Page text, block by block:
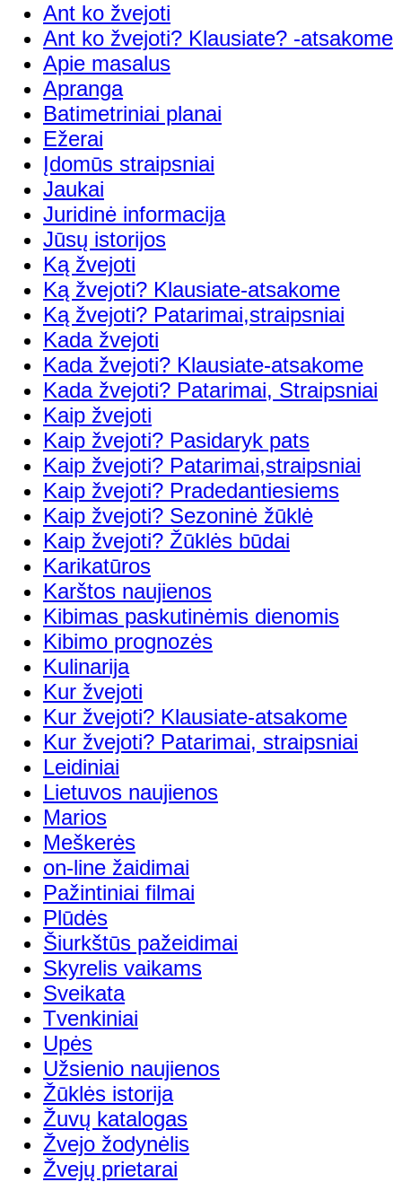
Ant ko žvejoti
Ant ko žvejoti? Klausiate? -atsakome
Apie masalus
Apranga
Batimetriniai planai
Ežerai
Įdomūs straipsniai
Jaukai
Juridinė informacija
Jūsų istorijos
Ką žvejoti
Ką žvejoti? Klausiate-atsakome
Ką žvejoti? Patarimai,straipsniai
Kada žvejoti
Kada žvejoti? Klausiate-atsakome
Kada žvejoti? Patarimai, Straipsniai
Kaip žvejoti
Kaip žvejoti? Pasidaryk pats
Kaip žvejoti? Patarimai,straipsniai
Kaip žvejoti? Pradedantiesiems
Kaip žvejoti? Sezoninė žūklė
Kaip žvejoti? Žūklės būdai
Karikatūros
Karštos naujienos
Kibimas paskutinėmis dienomis
Kibimo prognozės
Kulinarija
Kur žvejoti
Kur žvejoti? Klausiate-atsakome
Kur žvejoti? Patarimai, straipsniai
Leidiniai
Lietuvos naujienos
Marios
Meškerės
on-line žaidimai
Pažintiniai filmai
Plūdės
Šiurkštūs pažeidimai
Skyrelis vaikams
Sveikata
Tvenkiniai
Upės
Užsienio naujienos
Žūklės istorija
Žuvų katalogas
Žvejo žodynėlis
Žvejų prietarai